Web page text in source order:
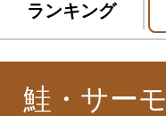
ランキング
鮭・サー